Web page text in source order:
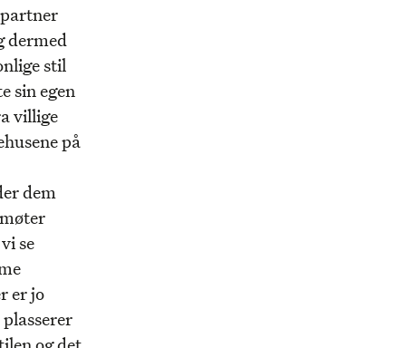
dermed
stil
sin egen
villige
på
dem
se
er jo